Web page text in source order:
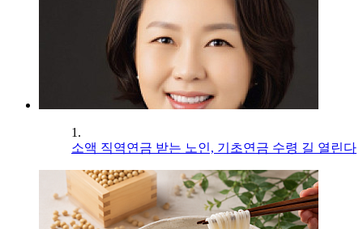
1.
소액 직역연금 받는 노인, 기초연금 수령 길 열린다